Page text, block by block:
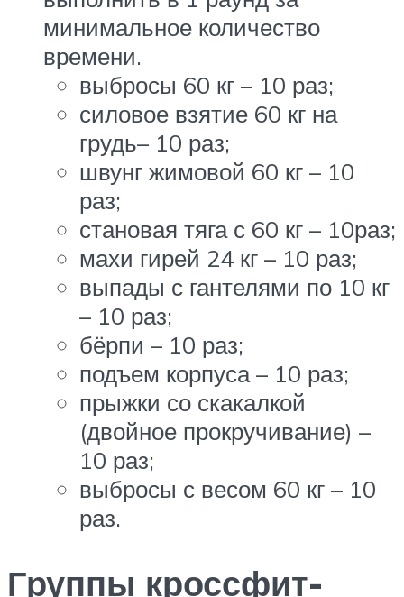
минимальное количество
времени.
выбросы 60 кг – 10 раз;
силовое взятие 60 кг на
грудь– 10 раз;
швунг жимовой 60 кг – 10
раз;
становая тяга с 60 кг – 10раз;
махи гирей 24 кг – 10 раз;
выпады с гантелями по 10 кг
– 10 раз;
бёрпи – 10 раз;
подъем корпуса – 10 раз;
прыжки со скакалкой
(двойное прокручивание) –
10 раз;
выбросы с весом 60 кг – 10
раз.
Группы кроссфит-